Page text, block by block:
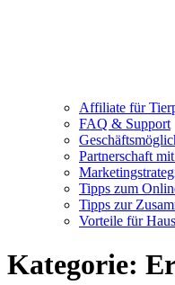
Affiliate für
FAQ & Support
Partnerschaft
Tipps zum
Tipps zur
Vorteile für
Kategorie: